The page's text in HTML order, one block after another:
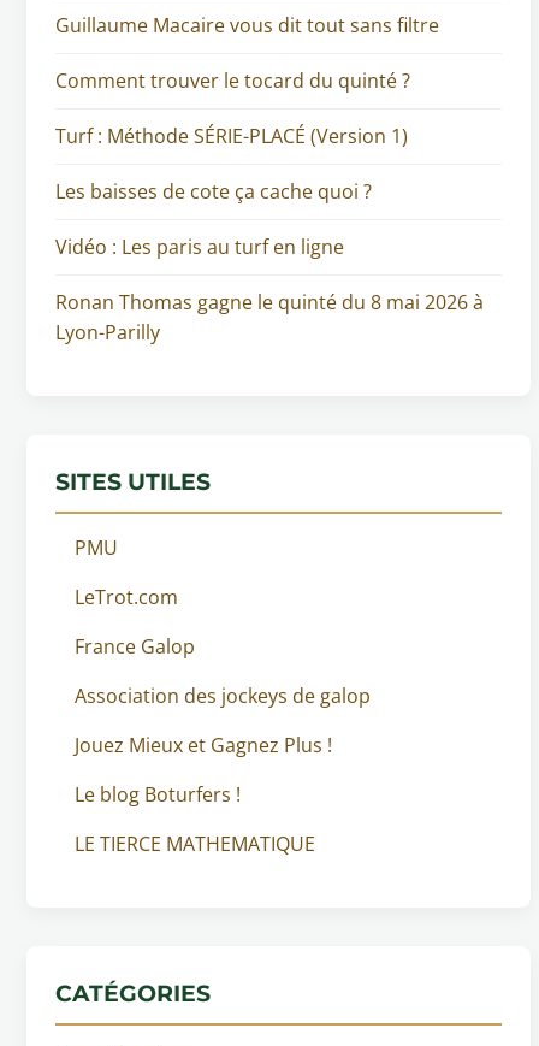
Guillaume Macaire vous dit tout sans filtre
Comment trouver le tocard du quinté ?
Turf : Méthode SÉRIE-PLACÉ (Version 1)
Les baisses de cote ça cache quoi ?
Vidéo : Les paris au turf en ligne
Ronan Thomas gagne le quinté du 8 mai 2026 à
Lyon-Parilly
SITES UTILES
PMU
LeTrot.com
France Galop
Association des jockeys de galop
Jouez Mieux et Gagnez Plus !
Le blog Boturfers !
LE TIERCE MATHEMATIQUE
CATÉGORIES